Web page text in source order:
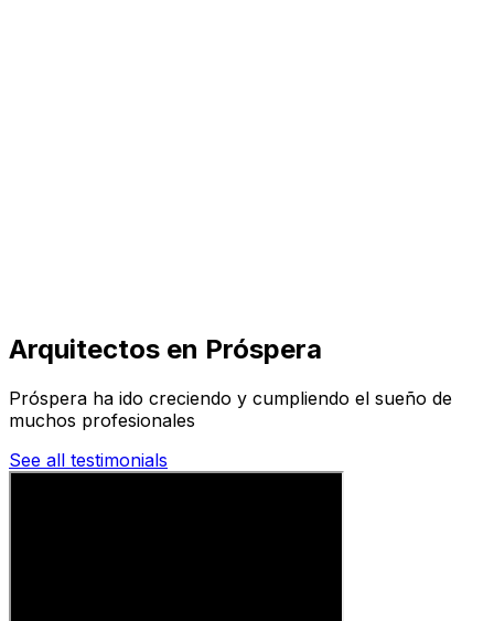
Arquitectos en Próspera
Próspera ha ido creciendo y cumpliendo el sueño de
muchos profesionales
See all testimonials